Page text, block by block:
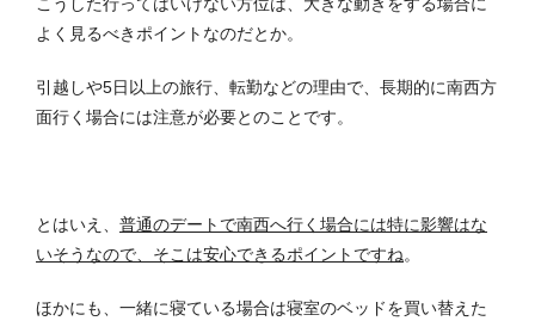
よく見るべきポイントなのだとか。
引越しや5日以上の旅行、転勤などの理由で、長期的に南西方
面行く場合には注意が必要とのことです。
とはいえ、 普通のデートで南西へ行く場合には特に影響はな
いそうなので、そこは安心できるポイントですね。
ほかにも、一緒に寝ている場合は寝室のベッドを買い替えた